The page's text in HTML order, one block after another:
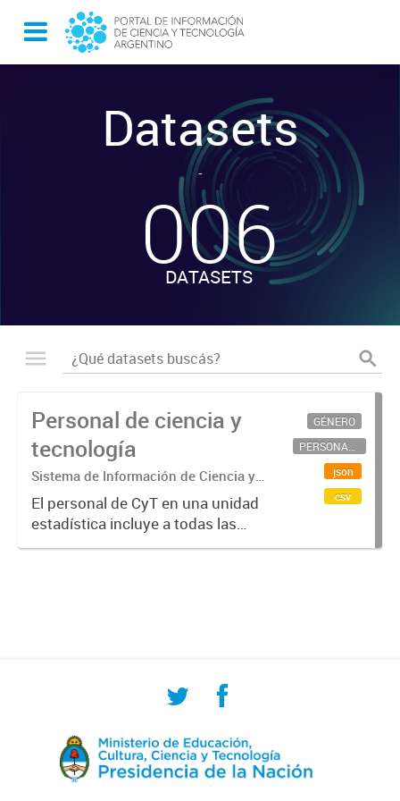
Datasets
-
006
DATASETS
Personal de ciencia y
tecnología
Sistema de Información de Ciencia y
Tecnología Argentino (SICYTAR)
El personal de CyT en una unidad
estadística incluye a todas las
personas involucradas
GÉNERO
PERSONAL CIENTÍFICO-TECNOLÓGICO
json
csv